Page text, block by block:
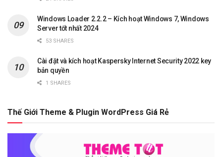
Windows Loader 2.2.2 – Kích hoạt Windows 7, Windows
Server tốt nhất 2024
53 SHARES
Cài đặt và kích hoạt Kaspersky Internet Security 2022 key
bản quyền
1 SHARES
Thế Giới Theme & Plugin WordPress Giá Rẻ